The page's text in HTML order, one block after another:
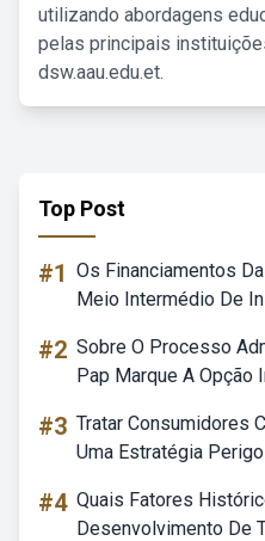
utilizando abordagens
pelas principais
dsw.aau.edu.et.
Top Post
#1 Os Financiamentos
Meio Intermédio De
#2 Sobre O Processo
Pap Marque A Opção
#3 Tratar Consumidores
Uma Estratégia
#4 Quais Fatores
Desenvolvimento De